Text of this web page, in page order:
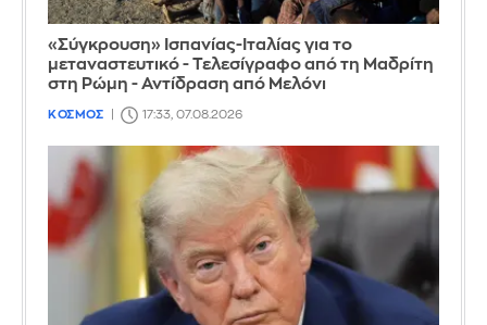
«Σύγκρουση» Ισπανίας-Ιταλίας για το
μεταναστευτικό - Τελεσίγραφο από τη Μαδρίτη
στη Ρώμη - Αντίδραση από Μελόνι
ΚΟΣΜΟΣ 17:33, 07.08.2026